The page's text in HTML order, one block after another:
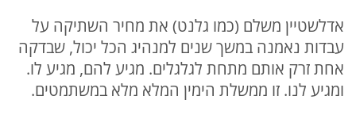
אדלשטיין משלם (כמו גלנט) את מחיר השתיקה על
עבדות נאמנה במשך שנים למנהיג הכל יכול, שבדקה
אחת זרק אותם מתחת לגלגלים. מגיע להם, מגיע לו.
ומגיע לנו. זו ממשלת הימין המלא מלא במשתמטים.